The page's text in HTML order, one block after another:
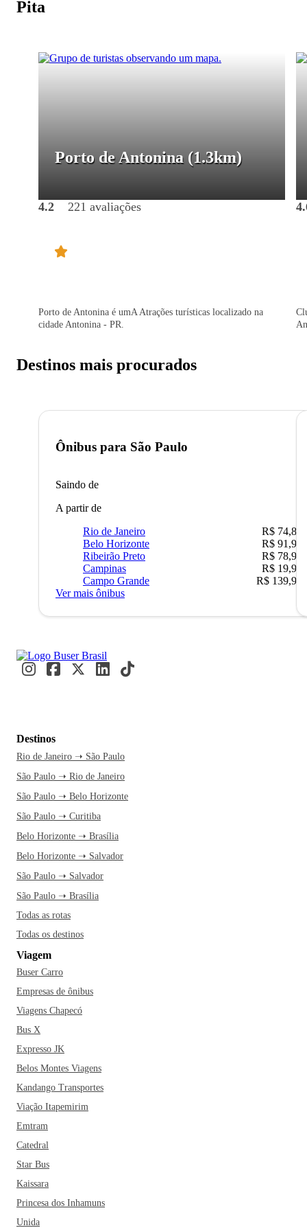
Pita
Porto de Antonina (1.3km)
4.2 221 avaliações
Porto de Antonina é umA Atrações turísticas localizado na
cidade Antonina - PR.
Destinos mais procurados
Ônibus para São Paulo
Saindo de
A partir de
Rio de Janeiro
R$ 74,80
Belo Horizonte
R$ 91,90
Ribeirão Preto
R$ 78,90
Campinas
R$ 19,90
Campo Grande
R$ 139,90
Ver mais ônibus
Destinos
Rio de Janeiro ➝ São Paulo
São Paulo ➝ Rio de Janeiro
São Paulo ➝ Belo Horizonte
São Paulo ➝ Curitiba
Belo Horizonte ➝ Brasília
Belo Horizonte ➝ Salvador
São Paulo ➝ Salvador
São Paulo ➝ Brasília
Todas as rotas
Todas os destinos
Viagem
Buser Carro
Empresas de ônibus
Viagens Chapecó
Bus X
Expresso JK
Belos Montes Viagens
Kandango Transportes
Viação Itapemirim
Emtram
Catedral
Star Bus
Kaissara
Princesa dos Inhamuns
Unida